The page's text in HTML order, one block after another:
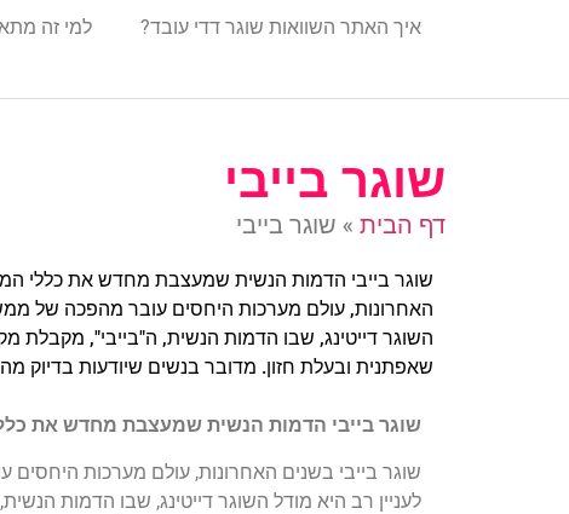
איך האתר השוואות שוגר דדי עובד? למי זה
שוגר בייבי
דף הבית » שוגר בייבי
שוגר בייבי הדמות הנשית שמעצבת מחדש את כללי
האחרונות, עולם מערכות היחסים עובר מהפכה של
השוגר דייטינג, שבו הדמות הנשית, ה"בייבי", מקבלת
שאפתנית ובעלת חזון. מדובר בנשים שיודעות בדיוק
שוגר בייבי הדמות הנשית שמעצבת מחדש את
שוגר בייבי בשנים האחרונות, עולם מערכות
לעניין רב היא מודל השוגר דייטינג, שבו הדמות